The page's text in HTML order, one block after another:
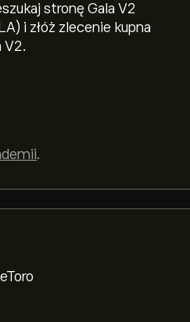
stronę Gala V2
i złóż zlecenie kupna
V2.
.